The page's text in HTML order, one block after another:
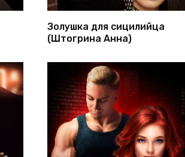
Золушка для сицилийца
(Штогрина Анна)